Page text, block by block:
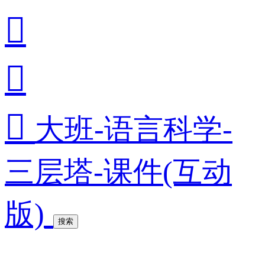


 大班-语言科学-
三层塔-课件(互动
版)
搜索